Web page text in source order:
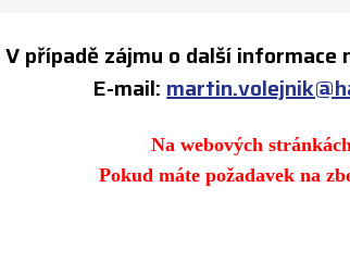
V případě zájmu o další
E-mail:
Na webových
Pokud máte požadavek na